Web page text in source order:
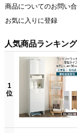
商品についてのお問い
お気に入りに登録
人気商品ランキング
1
位